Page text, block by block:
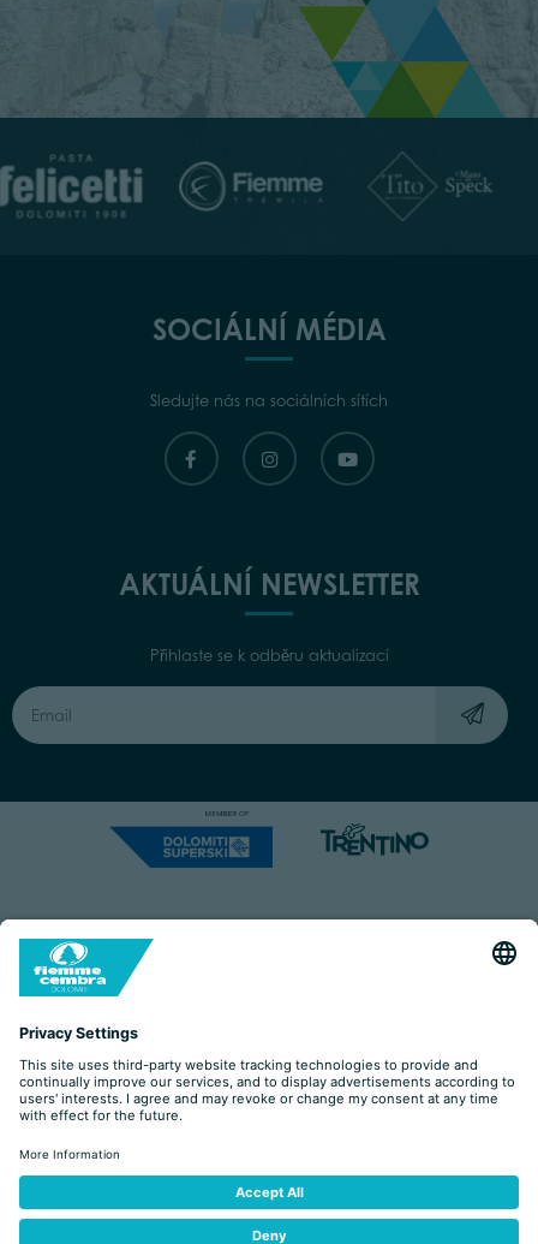
SOCIÁLNÍ MÉDIA
Sledujte nás na sociálních sítích
AKTUÁLNÍ NEWSLETTER
Přihlaste se k odběru aktualizací
Capitale Sociale: Euro 220.000,00 | VAT: 01901280220
COOKIES IMPRINT